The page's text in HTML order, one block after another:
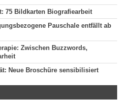
75 Bildkarten Biografiearbeit
Pauschale entfällt ab
Zwischen Buzzwords,
Neue Broschüre sensibilisiert